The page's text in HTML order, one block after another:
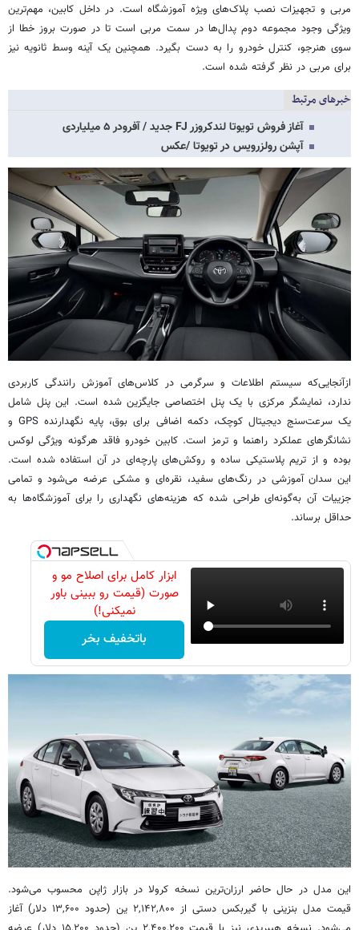
مربی و تجهیزات نصب پلاک‌های ویژه آموزشگاه است. در داخل کابین، مهم‌ترین
ویژگی وجود مجموعه دوم پدال‌ها در سمت مربی است تا در صورت بروز خطا از
سوی هنرجو، کنترل خودرو را به دست بگیرد. همچنین یک آینه وسط ثانویه نیز
برای مربی در نظر گرفته شده است.
خبرهای مرتبط
آغاز فروش تویوتا لندکروزر FJ جدید / آفرودر ۵ میلیاردی
آپشن رولزرویس در تویوتا /عکس
ازآنجایی‌که سیستم اطلاعات و سرگرمی در کلاس‌های آموزش رانندگی کاربردی
ندارد، نمایشگر مرکزی با یک پنل اختصاصی جایگزین شده است. این پنل شامل
یک سرعت‌سنج دیجیتال کوچک، دکمه اضافی برای بوق، پایه نگهدارنده GPS و
نشانگرهای عملکرد راهنما و ترمز است. کابین خودرو فاقد هرگونه ویژگی لوکس
بوده و از تریم پلاستیکی ساده و روکش‌های پارچه‌ای در آن استفاده شده است.
این سدان آموزشی در رنگ‌های سفید، نقره‌ای و مشکی عرضه می‌شود و تمامی
جزییات آن به‌گونه‌ای طراحی شده که هزینه‌های نگهداری را برای آموزشگاه‌ها به
حداقل برساند.
ابزار کامل برای اصلاح مو و
صورت (قیمت رو ببینی باور
نمیکنی!)
باتخفیف بخر
این مدل در حال حاضر ارزان‌ترین نسخه کرولا در بازار ژاپن محسوب می‌شود.
قیمت مدل بنزینی با گیربکس دستی از ۲,۱۴۲,۸۰۰ ین (حدود ۱۳,۶۰۰ دلار) آغاز